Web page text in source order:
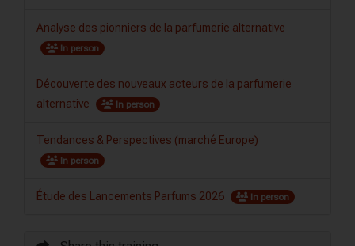
Analyse des pionniers de la parfumerie alternative
In person
Découverte des nouveaux acteurs de la parfumerie
alternative
In person
Tendances & Perspectives (marché Europe)
In person
Étude des Lancements Parfums 2026 In person